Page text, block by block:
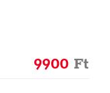
9900 Ft